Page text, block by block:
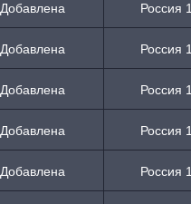
Добавлена Россия 1
Добавлена Россия 1
Добавлена Россия 1
Добавлена Россия 1
Добавлена Россия 1